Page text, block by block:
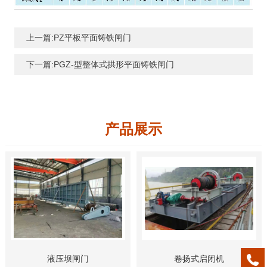
上一篇:PZ平板平面铸铁闸门
下一篇:PGZ-型整体式拱形平面铸铁闸门
产品展示
液压坝闸门 卷扬式启闭机